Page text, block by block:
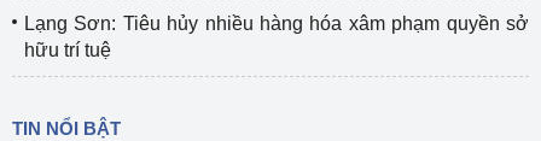
Lạng Sơn: Tiêu hủy nhiều hàng hóa xâm phạm quyền sở
hữu trí tuệ
TIN NỔI BẬT